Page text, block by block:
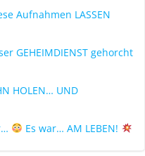
Aufnahmen LASSEN
GEHEIMDIENST gehorcht
HOLEN… UND
Es war… AM LEBEN!